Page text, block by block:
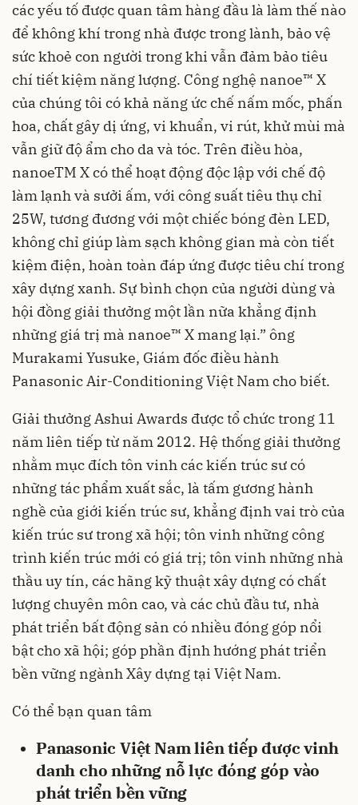
các yếu tố được quan tâm hàng đầu là làm thế nào
để không khí trong nhà được trong lành, bảo vệ
sức khoẻ con người trong khi vẫn đảm bảo tiêu
chí tiết kiệm năng lượng. Công nghệ nanoe™ X
của chúng tôi có khả năng ức chế nấm mốc, phấn
hoa, chất gây dị ứng, vi khuẩn, vi rút, khử mùi mà
vẫn giữ độ ẩm cho da và tóc. Trên điều hòa,
nanoeTM X có thể hoạt động độc lập với chế độ
làm lạnh và sưởi ấm, với công suất tiêu thụ chỉ
25W, tương đương với một chiếc bóng đèn LED,
không chỉ giúp làm sạch không gian mà còn tiết
kiệm điện, hoàn toàn đáp ứng được tiêu chí trong
xây dựng xanh. Sự bình chọn của người dùng và
hội đồng giải thưởng một lần nữa khẳng định
những giá trị mà nanoe™ X mang lại.” ông
Murakami Yusuke, Giám đốc điều hành
Panasonic Air-Conditioning Việt Nam cho biết.
Giải thưởng Ashui Awards được tổ chức trong 11
năm liên tiếp từ năm 2012. Hệ thống giải thưởng
nhằm mục đích tôn vinh các kiến trúc sư có
những tác phẩm xuất sắc, là tấm gương hành
nghề của giới kiến trúc sư, khẳng định vai trò của
kiến trúc sư trong xã hội; tôn vinh những công
trình kiến trúc mới có giá trị; tôn vinh những nhà
thầu uy tín, các hãng kỹ thuật xây dựng có chất
lượng chuyên môn cao, và các chủ đầu tư, nhà
phát triển bất động sản có nhiều đóng góp nổi
bật cho xã hội; góp phần định hướng phát triển
bền vững ngành Xây dựng tại Việt Nam.
Có thể bạn quan tâm
Panasonic Việt Nam liên tiếp được vinh
danh cho những nỗ lực đóng góp vào
phát triển bền vững